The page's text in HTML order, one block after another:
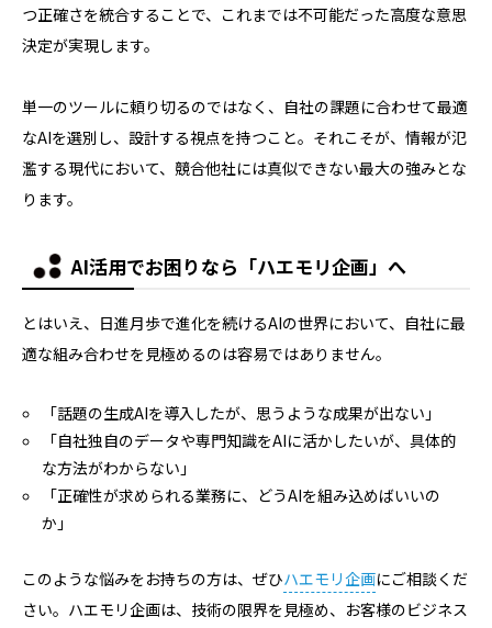
つ正確さを統合することで、これまでは不可能だった高度な意思
決定が実現します。
単一のツールに頼り切るのではなく、自社の課題に合わせて最適
なAIを選別し、設計する視点を持つこと。それこそが、情報が氾
濫する現代において、競合他社には真似できない最大の強みとな
ります。
AI活用でお困りなら「ハエモリ企画」へ
とはいえ、日進月歩で進化を続けるAIの世界において、自社に最
適な組み合わせを見極めるのは容易ではありません。
「話題の生成AIを導入したが、思うような成果が出ない」
「自社独自のデータや専門知識をAIに活かしたいが、具体的
な方法がわからない」
「正確性が求められる業務に、どうAIを組み込めばいいの
か」
このような悩みをお持ちの方は、ぜひハエモリ企画にご相談くだ
さい。ハエモリ企画は、技術の限界を見極め、お客様のビジネス